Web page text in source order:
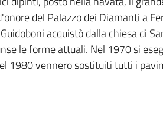
del Palazzo dei Diamanti a
acquistò dalla chiesa di
le forme attuali. Nel 1970 si
1980 vennero sostituiti tutti i